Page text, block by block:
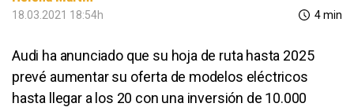
18.03.2021 18:54h 4 min
Audi ha anunciado que su hoja de ruta hasta 2025
prevé aumentar su oferta de modelos eléctricos
hasta llegar a los 20 con una inversión de 10.000